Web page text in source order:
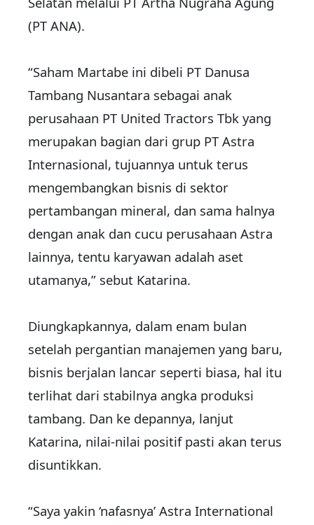
(PT ANA).
“Saham Martabe ini dibeli PT Danusa
Tambang Nusantara sebagai anak
perusahaan PT United Tractors Tbk yang
merupakan bagian dari grup PT Astra
Internasional, tujuannya untuk terus
mengembangkan bisnis di sektor
pertambangan mineral, dan sama halnya
dengan anak dan cucu perusahaan Astra
lainnya, tentu karyawan adalah aset
utamanya,” sebut Katarina.
Diungkapkannya, dalam enam bulan
setelah pergantian manajemen yang baru,
bisnis berjalan lancar seperti biasa, hal itu
terlihat dari stabilnya angka produksi
tambang. Dan ke depannya, lanjut
Katarina, nilai-nilai positif pasti akan terus
disuntikkan.
“Saya yakin ‘nafasnya’ Astra International